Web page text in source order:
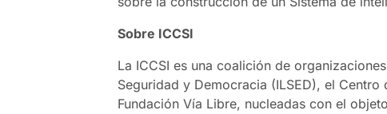
Sobre ICCSI
La ICCSI es una coalición de
Seguridad y Democracia (ILSED), el
Fundación Vía Libre, nucleadas con el